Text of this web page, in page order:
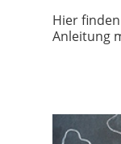
Hier
Anleitung